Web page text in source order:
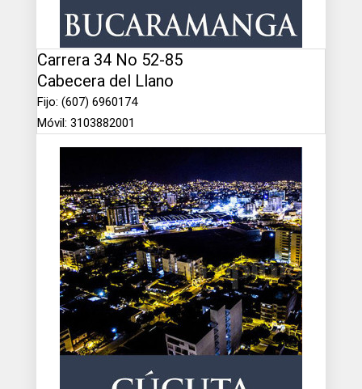
Carrera 34 No 52-85
Cabecera del Llano
Fijo: (607) 6960174
Móvil: 3103882001